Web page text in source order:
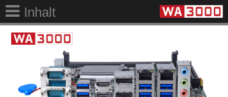
Inhalt